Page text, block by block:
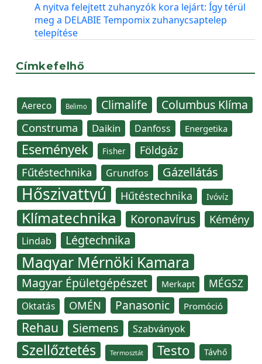
A nyitva felejtett zuhanyzók kora lejárt: Így térül
meg a DELABIE Tempomix zuhanycsaptelep
telepítése
Címkefelhő
Aereco Belimo Climalife Columbus Klíma
Construma Daikin Danfoss Energetika
Események Fisher Földgáz
Fűtéstechnika Grundfos Gázellátás
Hőszivattyú Hűtéstechnika Ivóvíz
Klímatechnika Koronavírus Kémény
Lindab Légtechnika
Magyar Mérnöki Kamara
Magyar Épületgépészet Merkapt MÉGSZ
Oktatás OMÉN Panasonic Promóció
Rehau Siemens Szabványok
Szellőztetés Termosztát Testo Távhő